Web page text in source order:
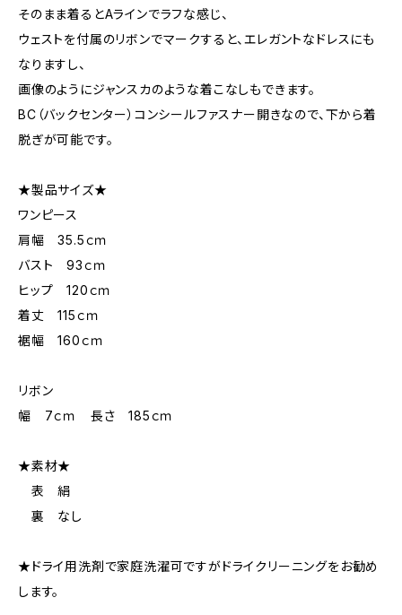
そのまま着るとAラインでラフな感じ、
ウェストを付属のリボンでマークすると、エレガントなドレスにも
なりますし、
画像のようにジャンスカのような着こなしもできます。
BC（バックセンター）コンシールファスナー開きなので、下から着
脱ぎが可能です。
★製品サイズ★
ワンピース
肩幅 35.5ｃｍ
バスト 93ｃｍ
ヒップ 120ｃｍ
着丈 115ｃｍ
裾幅 160ｃｍ
リボン
幅 7ｃｍ 長さ 185ｃｍ
★素材★
表 絹
裏 なし
★ドライ用洗剤で家庭洗濯可ですがドライクリーニングをお勧め
します。